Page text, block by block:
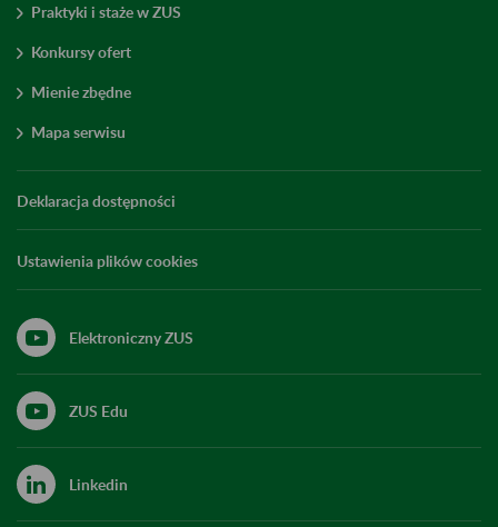
Praktyki i staże w ZUS
Konkursy ofert
Mienie zbędne
Mapa serwisu
Deklaracja dostępności
Ustawienia plików cookies
Elektroniczny ZUS
ZUS Edu
Linkedin